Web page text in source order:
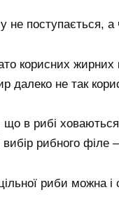
не поступається,
корисних
далеко не так
в рибі
рибного філе –
риби можна